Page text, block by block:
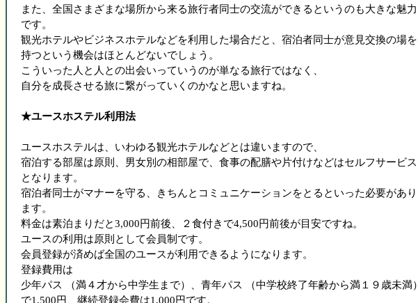
また、全国さまざまな場所から来る旅行者同士の交流ができるというのも大きな魅力
です。
観光ホテルやビジネスホテルなどを利用した場合だと、宿泊者同士が意見交換の場を
持つという機会はほとんどないでしょう。
こういった人と人との出会いっていうのが単なる旅行ではなく、
自分を成長させる旅に繋がっていくのかなと思いますね。
★ユースホステル利用法
ユースホステルは、いわゆる観光ホテルなどとは違いますので、
宿泊する部屋は原則、男女別の相部屋で、食事の配膳や片付けなどはセルフサービス
となります。
宿泊者同士がマナーを守る、きちんとコミュニケーションをとるといった必要があり
ます。
料金は素泊まりだと3,000円前後、２食付きで4,500円前後が目安ですね。
ユースの利用は原則として会員制です。
会員登録が済めば全国のユースが利用できるようになります。
登録費用は
少年パス （満４才から中学生まで）、青年パス （中学校終了年齢から満１９歳未満）
で1,500円、継続登録会費は1,000円です。